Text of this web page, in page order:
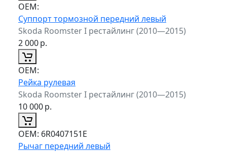
ОЕМ:
Суппорт тормозной передний левый
Skoda Roomster I рестайлинг (2010—2015)
2 000р.
ОЕМ:
Рейка рулевая
Skoda Roomster I рестайлинг (2010—2015)
10 000р.
ОЕМ: 6R0407151E
Рычаг передний левый